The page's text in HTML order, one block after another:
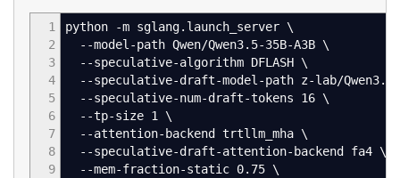
1
2
3
4
5
6
7
8
9
python -m sglang.launch_server \
--model-path Qwen/Qwen3.5-35B-A3B \
--speculative-algorithm DFLASH \
--speculative-draft-model-path z-lab/Qwen3.5-
--speculative-num-draft-tokens 16 \
--tp-size 1 \
--attention-backend trtllm_mha \
--speculative-draft-attention-backend fa4 \
--mem-fraction-static 0.75 \